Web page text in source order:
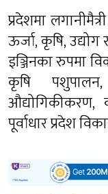
प्रदेशमा
ऊर्जा, कृषि,
इञ्जिनका रुपमा
कृषि
औद्योगिकीकरण,
पूर्वाधार प्रदेश